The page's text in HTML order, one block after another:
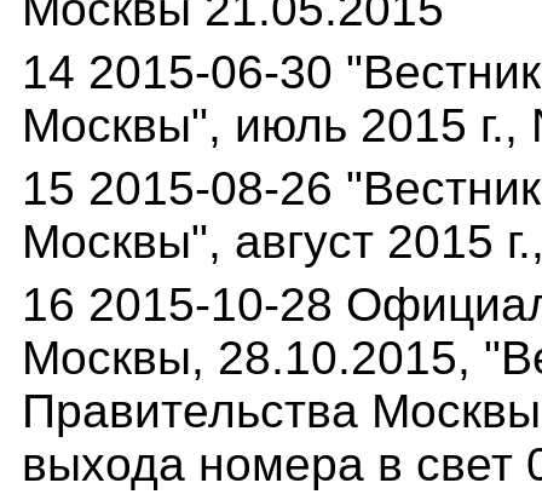
14 2015-06-30
Москвы", июль 2015 г.,
15 2015-08-26
Москвы", август 2015
16 2015-10-28
Москвы, 28.10.2015,
Правительства
выхода номера в свет